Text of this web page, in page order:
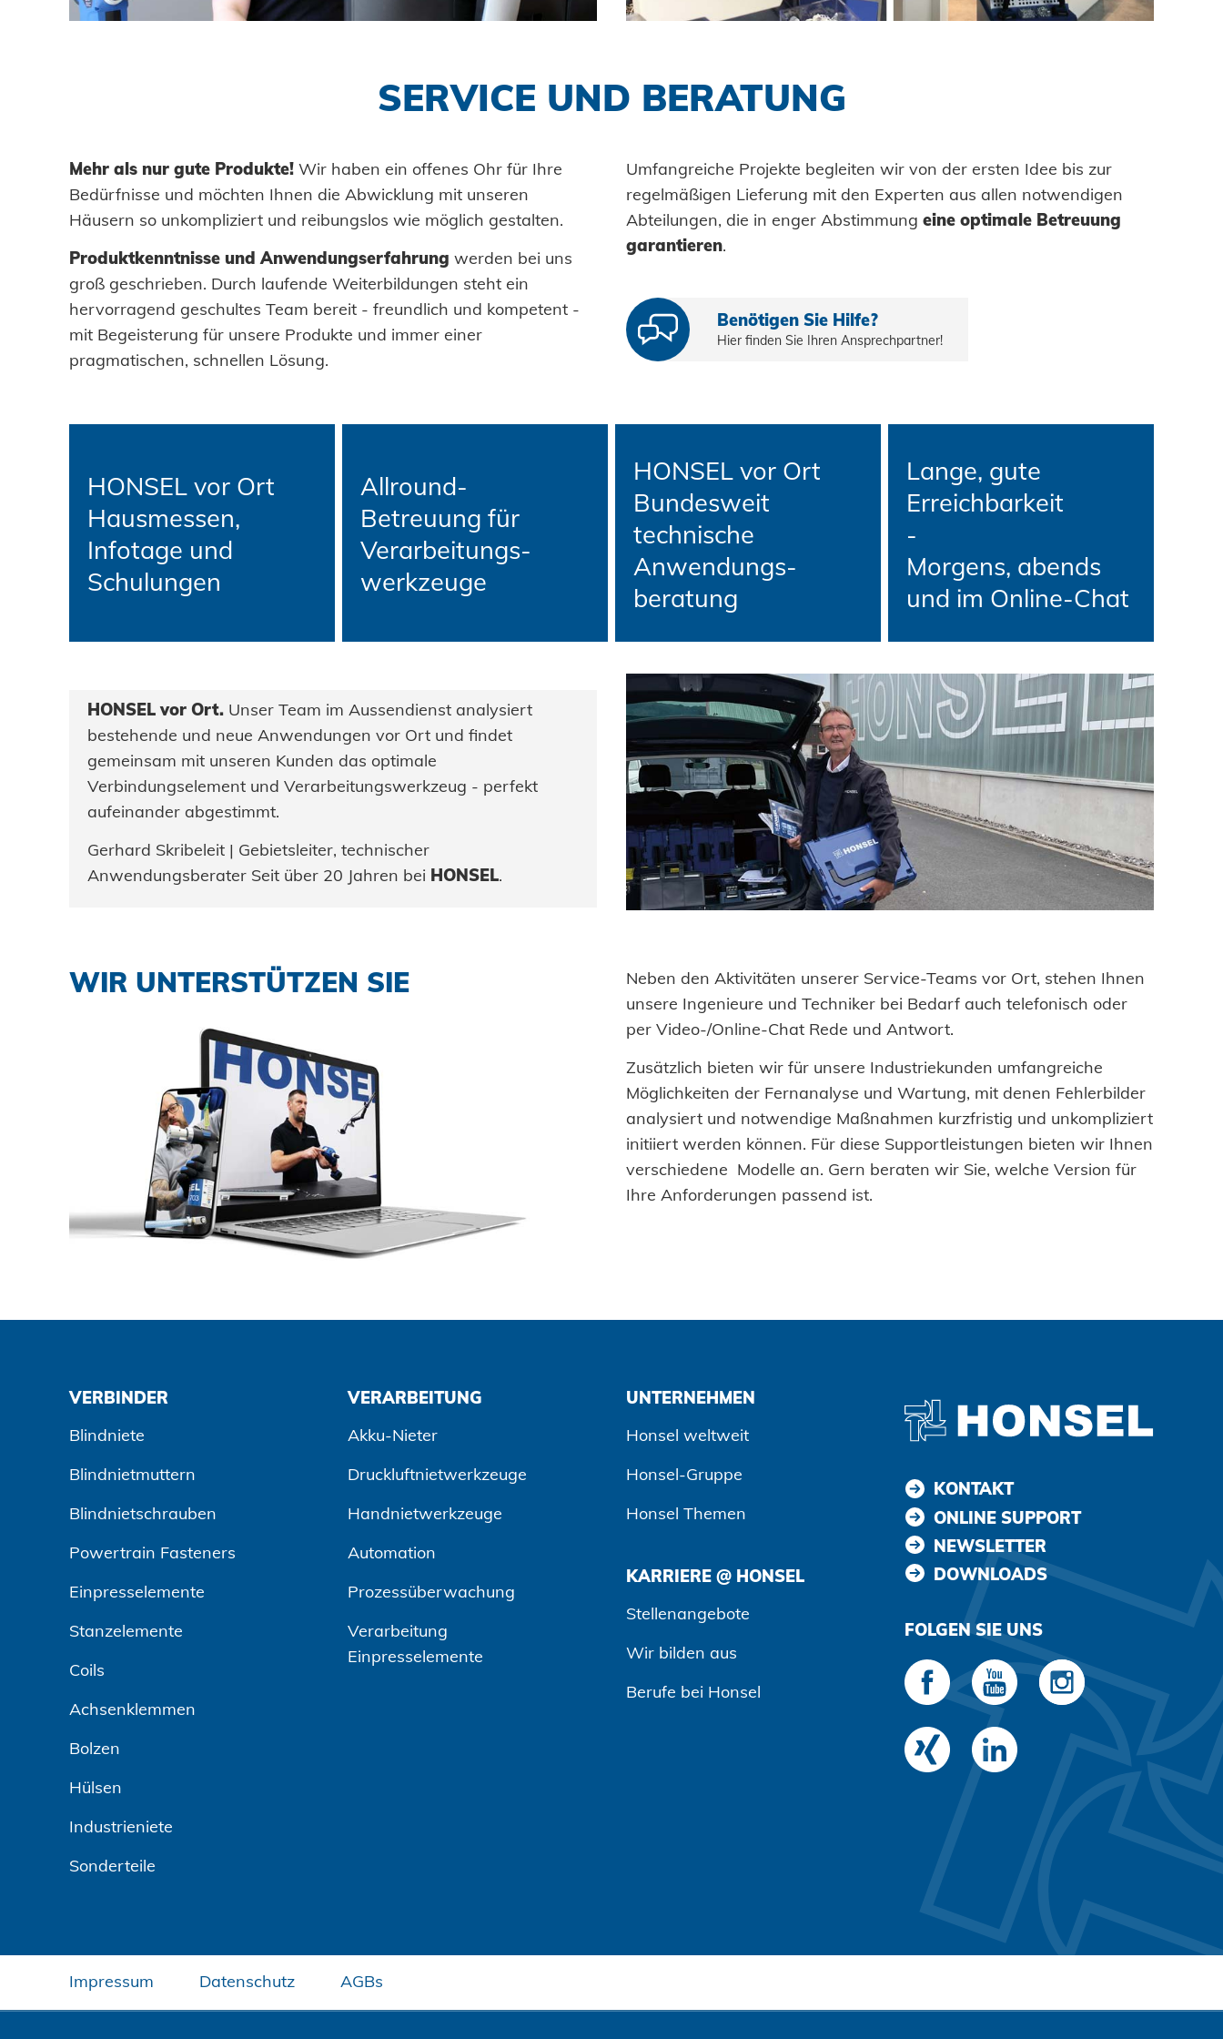
Stanzelemente
Achsenklemmen
Hülsen
Industrieniete
Sonderteile
Verarbeitung
SYSTEME
PCF-System
Historie
Nachhaltigkeit
Logistik
Anlagenbau
Maritim
Maschinenbau
Erneuerbare Energien
E-Mobility
DOWNLOADS
KONTAKT
Suche
Ansprechpartner
AGBs
SERVICE UND BERATUNG
Mehr als nur gute Produkte! Wir haben ein offenes Ohr für Ihre
Bedürfnisse und möchten Ihnen die Abwicklung mit unseren
Häusern so unkompliziert und reibungslos wie möglich gestalten.
Produktkenntnisse und Anwendungserfahrung werden bei uns
groß geschrieben. Durch laufende Weiterbildungen steht ein
hervorragend geschultes Team bereit - freundlich und kompetent -
mit Begeisterung für unsere Produkte und immer einer
pragmatischen, schnellen Lösung.
Umfangreiche Projekte begleiten wir von der ersten Idee bis zur
regelmäßigen Lieferung mit den Experten aus allen notwendigen
Abteilungen, die in enger Abstimmung eine optimale Betreuung
garantieren.
Benötigen Sie Hilfe?
Hier finden Sie Ihren Ansprechpartner!
HONSEL vor Ort
Hausmessen,
Infotage und
Schulungen
Allround-
Betreuung für
Verarbeitungs-
werkzeuge
HONSEL vor Ort
Bundesweit
technische
Anwendungs-
beratung
Lange, gute
Erreichbarkeit
-
Morgens, abends
und im Online-Chat
HONSEL vor Ort. Unser Team im Aussendienst analysiert
bestehende und neue Anwendungen vor Ort und findet
gemeinsam mit unseren Kunden das optimale
Verbindungselement und Verarbeitungswerkzeug - perfekt
aufeinander abgestimmt.
Gerhard Skribeleit | Gebietsleiter, technischer
Anwendungsberater Seit über 20 Jahren bei HONSEL.
WIR UNTERSTÜTZEN SIE
Neben den Aktivitäten unserer Service-Teams vor Ort, stehen Ihnen
unsere Ingenieure und Techniker bei Bedarf auch telefonisch oder
per Video-/Online-Chat Rede und Antwort.
Zusätzlich bieten wir für unsere Industriekunden umfangreiche
Möglichkeiten der Fernanalyse und Wartung, mit denen Fehlerbilder
analysiert und notwendige Maßnahmen kurzfristig und unkompliziert
initiiert werden können. Für diese Supportleistungen bieten wir Ihnen
verschiedene Modelle an. Gern beraten wir Sie, welche Version für
Ihre Anforderungen passend ist.
VERBINDER
Blindniete
Blindnietmuttern
Blindnietschrauben
Powertrain Fasteners
Einpresselemente
Stanzelemente
Coils
Achsenklemmen
Bolzen
Hülsen
Industrieniete
Sonderteile
VERARBEITUNG
Akku-Nieter
Druckluftnietwerkzeuge
Handnietwerkzeuge
Automation
Prozessüberwachung
Verarbeitung
Einpresselemente
UNTERNEHMEN
Honsel weltweit
Honsel-Gruppe
Honsel Themen
KARRIERE @ HONSEL
Stellenangebote
Wir bilden aus
Berufe bei Honsel
KONTAKT
ONLINE SUPPORT
NEWSLETTER
DOWNLOADS
FOLGEN SIE UNS
Impressum Datenschutz AGBs